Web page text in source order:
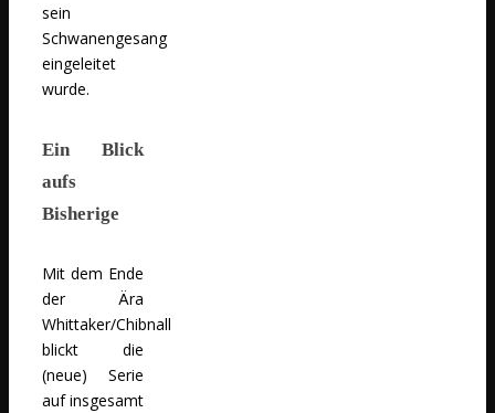
sein
Schwanengesang
eingeleitet
wurde.
Ein Blick
aufs
Bisherige
Mit dem Ende
der Ära
Whittaker/Chibnall
blickt die
(neue) Serie
auf insgesamt